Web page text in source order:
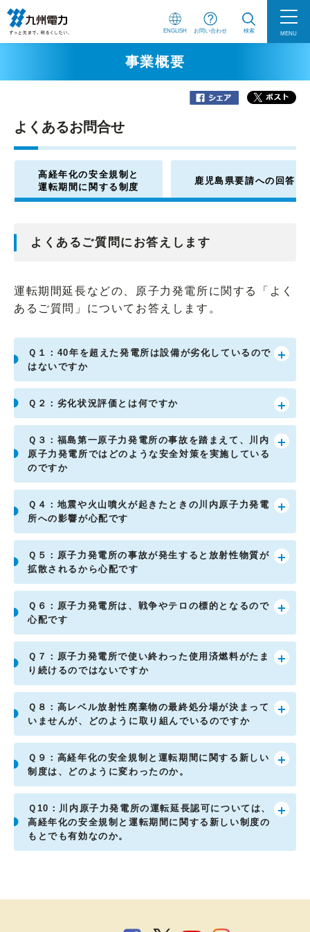
ENGLISH お問い合わせ 検索 MENU
事業概要
よくあるお問合せ
高経年化の安全規制と
運転期間に関する制度
鹿児島県要請への回答
よくあるご質問にお答えします
運転期間延長などの、原子力発電所に関する「よく
あるご質問」についてお答えします。
Ｑ１：40年を超えた発電所は設備が劣化しているので
はないですか
Ｑ２：劣化状況評価とは何ですか
Ｑ３：福島第一原子力発電所の事故を踏まえて、川内
原子力発電所ではどのような安全対策を実施している
のですか
Ｑ４：地震や火山噴火が起きたときの川内原子力発電
所への影響が心配です
Ｑ５：原子力発電所の事故が発生すると放射性物質が
拡散されるから心配です
Ｑ６：原子力発電所は、戦争やテロの標的となるので
心配です
Ｑ７：原子力発電所で使い終わった使用済燃料がたま
り続けるのではないですか
Ｑ８：高レベル放射性廃棄物の最終処分場が決まって
いませんが、どのように取り組んでいるのですか
Ｑ９：高経年化の安全規制と運転期間に関する新しい
制度は、どのように変わったのか。
Ｑ10：川内原子力発電所の運転延長認可については、
高経年化の安全規制と運転期間に関する新しい制度の
もとでも有効なのか。